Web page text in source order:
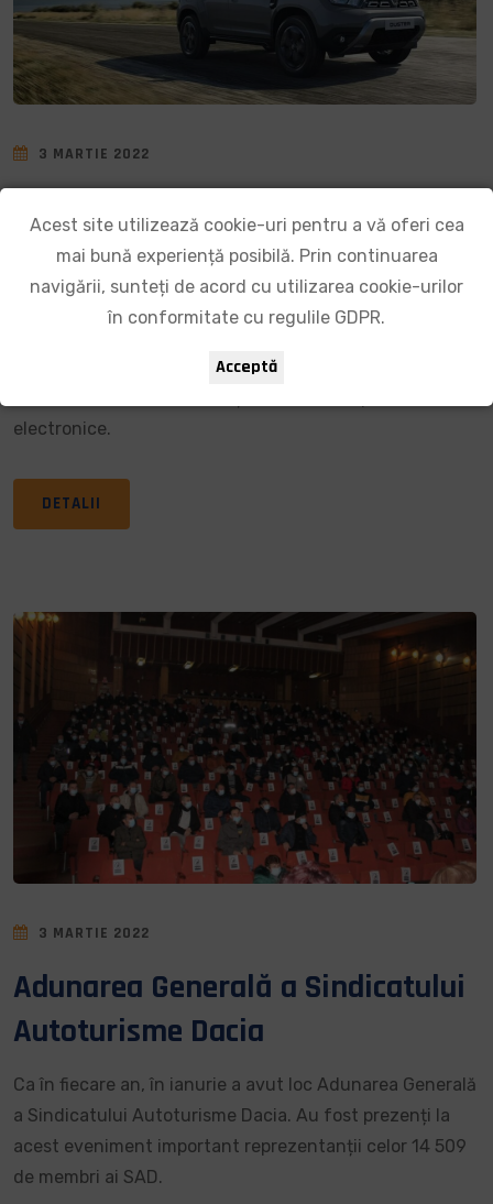
3 MARTIE 2022
Dacia a fost motorul Renault și în
2021
În creștere cu 3,1 % faţă de anul precedent, vânzările
unități în condițiile unei pieţe stabile dar puternic
electronice.
DETALII
3 MARTIE 2022
Adunarea Generală a Sindicatului
Autoturisme Dacia
Ca în fiecare an, în ianurie a avut loc Adunarea Generală
a Sindicatului Autoturisme Dacia. Au fost prezenți la
acest eveniment important reprezentanții celor 14 509
de membri ai SAD.
Acest site utilizează cookie-uri pentru a vă oferi cea
mai bună experiență posibilă. Prin continuarea
navigării, sunteți de acord cu utilizarea cookie-urilor
în conformitate cu regulile GDPR.
Acceptă